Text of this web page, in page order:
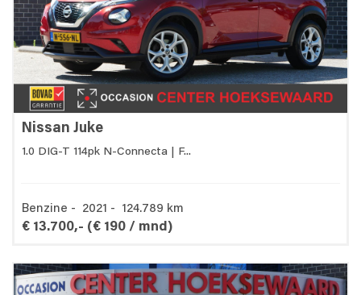
Nissan Juke
1.0 DIG-T 114pk N-Connecta | F...
Benzine - 2021 - 124.789 km
€ 13.700,- (€ 190 / mnd)